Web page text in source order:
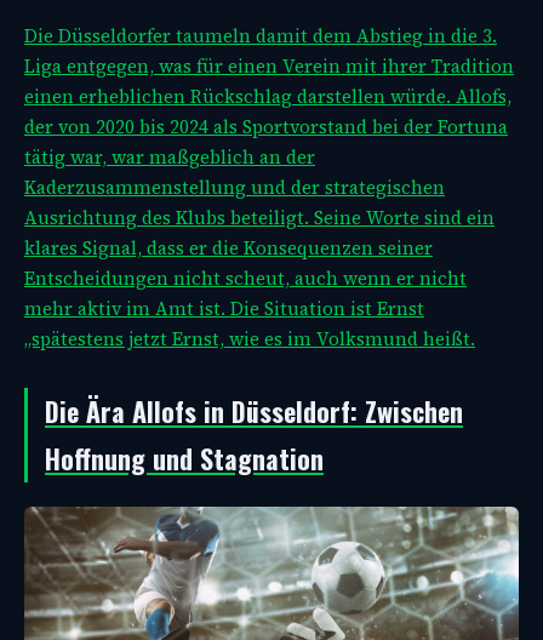
Die Düsseldorfer taumeln damit dem Abstieg in die 3.
Liga entgegen, was für einen Verein mit ihrer Tradition
einen erheblichen Rückschlag darstellen würde. Allofs,
der von 2020 bis 2024 als Sportvorstand bei der Fortuna
tätig war, war maßgeblich an der
Kaderzusammenstellung und der strategischen
Ausrichtung des Klubs beteiligt. Seine Worte sind ein
klares Signal, dass er die Konsequenzen seiner
Entscheidungen nicht scheut, auch wenn er nicht
mehr aktiv im Amt ist. Die Situation istErnst
„spätestens jetzt Ernst, wie es im Volksmund heißt.
Die Ära Allofs in Düsseldorf: Zwischen
Hoffnung und Stagnation